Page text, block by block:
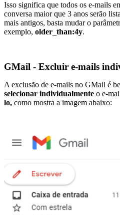
Isso significa que todos os e-mails
conversa maior que 3 anos serão
mais antigos, basta mudar o
exemplo, older_than:4y.
GMail - Excluir e-mails
A exclusão de e-mails no GMail é
selecionar individualmente o e-
lo, como mostra a imagem abaixo: